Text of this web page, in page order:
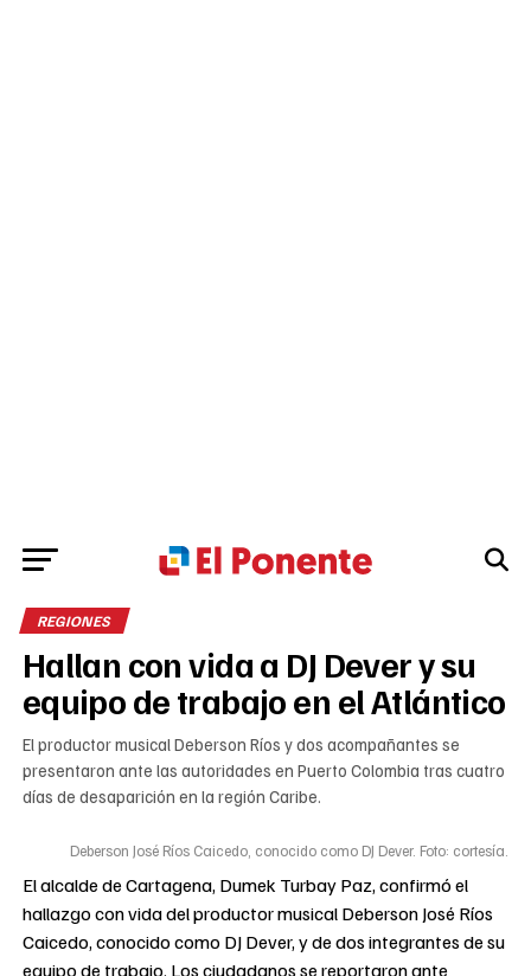
REGIONES
Hallan con vida a DJ Dever y su
equipo de trabajo en el Atlántico
El productor musical Deberson Ríos y dos acompañantes se
presentaron ante las autoridades en Puerto Colombia tras cuatro
días de desaparición en la región Caribe.
Deberson José Ríos Caicedo, conocido como DJ Dever. Foto: cortesía.
El alcalde de Cartagena, Dumek Turbay Paz, confirmó el
hallazgo con vida del productor musical Deberson José Ríos
Caicedo, conocido como DJ Dever, y de dos integrantes de su
equipo de trabajo. Los ciudadanos se reportaron ante